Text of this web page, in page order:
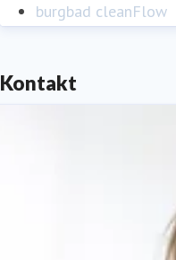
burgbad cleanFlow
Kontakt